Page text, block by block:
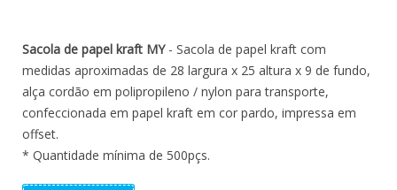
Sacola de papel kraft MY- Sacola de papel kraft com
medidas aproximadas de 28 largura x 25 altura x 9 de fundo,
alça cordão em polipropileno / nylon para transporte,
confeccionada em papel kraft em cor pardo, impressa em
offset.
* Quantidade mínima de 500pçs.